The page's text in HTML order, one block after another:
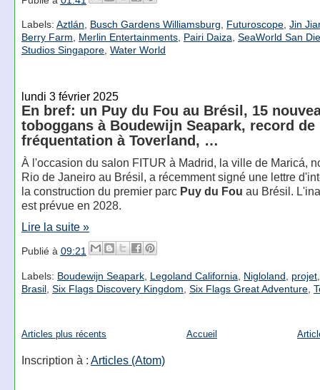
Labels: Aztlán Busch Gardens Williamsburg Futuroscope, Jin
Berry Farm
Merlin Entertainments, Pairi Daiza SeaWorld San
Studios Singapore, Water World
lundi 3 février 2025
En bref: un Puy du Fou au Brésil, 15
toboggans à Boudewijn Seapark, record de
fréquentation à Toverland, …
À l'occasion du salon FITUR à Madrid, la ville de Maricá,
Rio de Janeiro au Brésil, a récemment signé une lettre
la construction du premier parc Puy du Fou au Brésil.
est prévue en 2028.
Lire la suite »
Publié à 09:21
Labels: Boudewijn Seapark, Legoland California Nigloland projet
Brasil, Six Flags Discovery Kingdom Six Flags Great Adventure,
Articles plus récents Accueil
Inscription à : Articles (Atom)